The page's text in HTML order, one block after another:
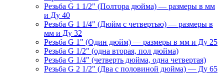
Резьба G 1 1/2" (Полтора дюйма) — размеры в мм
и Ду 40
Резьба G 1 1/4" (Дюйм с четвертью) — размеры в
мм и Ду 32
Резьба G 1" (Один дюйм) — размеры в мм и Ду 25
Резьба G 1/2" (одна вторая, пол дюйма)
Резьба G 1/4" (четверть дюйма, одна четвертая)
Резьба G 2 1/2" (Два с половиной дюйма) — Ду 65